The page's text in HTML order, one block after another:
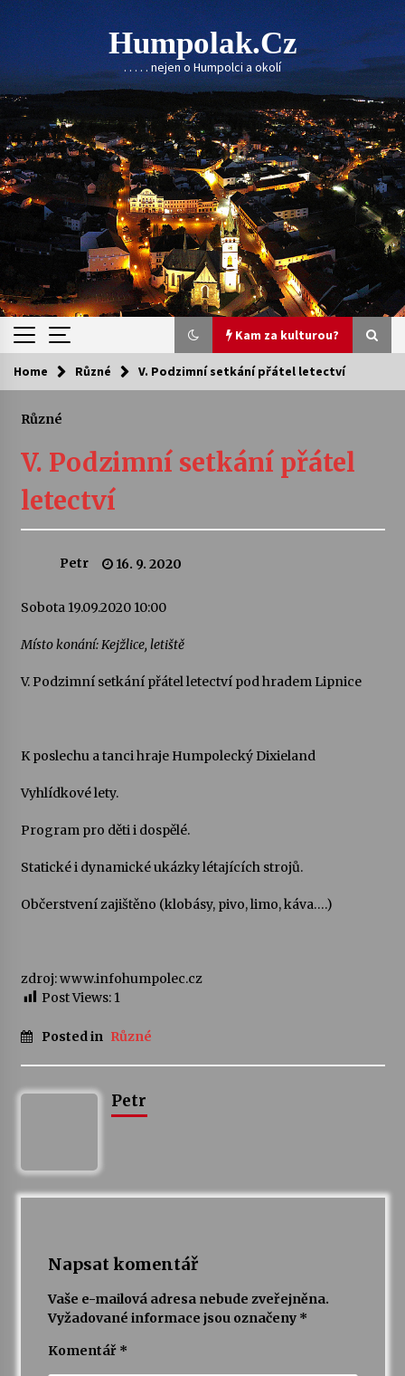
Skip
to
content
Humpolak.cz
. . . . . nejen o Humpolci a okolí
Kam za kulturou?
Kam za kulturou?
Sukuba Ensemble
4. 8. 2026
kapkou
Veselí muzikanti
Pozvánka na integrační festival Quijotova
Letní koncerty ve Stromovce: Kolchoz a
23. 7. 2026
17. 7. 2026
Ozvěny prázdnin
14. 7. 2026
odkaz Josefa Čapka
Varhanní recitál Michala Novenka v Klášteře
3. 7. 2026
Petr Adamec – Malovaný svět
Home Různé V. Podzimní setkání přátel letectví
Různé
V. Podzimní setkání přátel
letectví
Petr 16. 9. 2020
Sobota 19.09.2020 10:00
Místo konání: Kejžlice, letiště
V. Podzimní setkání přátel letectví pod hradem Lipnice
K poslechu a tanci hraje Humpolecký Dixieland
Vyhlídkové lety.
Program pro děti i dospělé.
Statické i dynamické ukázky létajících strojů.
Občerstvení zajištěno (klobásy, pivo, limo, káva….)
zdroj: www.infohumpolec.cz
Post Views: 1
Posted in Různé
Petr
Napsat komentář
Vaše e-mailová adresa nebude zveřejněna.
Vyžadované informace jsou označeny *
Komentář *